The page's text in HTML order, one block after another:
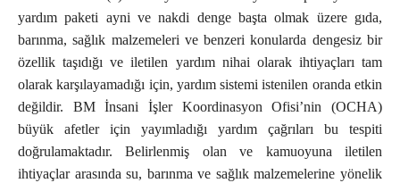
yardım paketi ayni ve nakdi denge başta olmak üzere gıda,
barınma, sağlık malzemeleri ve benzeri konularda dengesiz bir
özellik taşıdığı ve iletilen yardım nihai olarak ihtiyaçları tam
olarak karşılayamadığı için, yardım sistemi istenilen oranda etkin
değildir. BM İnsani İşler Koordinasyon Ofisi’nin (OCHA)
büyük afetler için yayımladığı yardım çağrıları bu tespiti
doğrulamaktadır. Belirlenmiş olan ve kamuoyuna iletilen
ihtiyaçlar arasında su, barınma ve sağlık malzemelerine yönelik